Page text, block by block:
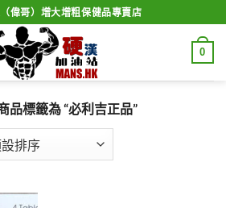
偉哥）增大增粗保健品專賣店
0
品標籤為 “必利吉正品”